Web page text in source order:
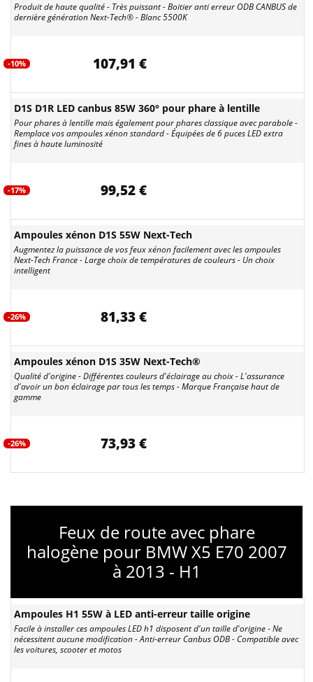
Produit de haute qualité - Très puissant - Boitier anti erreur ODB CANBUS de
dernière génération Next-Tech® - Blanc 5500K
-10% 107,91 €
D1S D1R LED canbus 85W 360° pour phare à lentille
Pour phares à lentille mais également pour phares classique avec parabole -
Remplace vos ampoules xénon standard - Équipées de 6 puces LED extra
fines à haute luminosité
-17% 99,52 €
Ampoules xénon D1S 55W Next-Tech
Augmentez la puissance de vos feux xénon facilement avec les ampoules
Next-Tech France - Large choix de températures de couleurs - Un choix
intelligent
-26% 81,33 €
Ampoules xénon D1S 35W Next-Tech®
Qualité d'origine - Différentes couleurs d'éclairage au choix - L'assurance
d'avoir un bon éclairage par tous les temps - Marque Française haut de
gamme
-26% 73,93 €
Feux de route avec phare
halogène pour BMW X5 E70 2007
à 2013 - H1
Ampoules H1 55W à LED anti-erreur taille origine
Facile à installer ces ampoules LED h1 disposent d'un taille d'origine - Ne
nécessitent aucune modification - Anti-erreur Canbus ODB - Compatible avec
les voitures, scooter et motos